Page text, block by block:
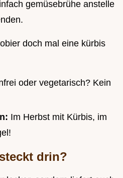
gemüsebrühe anstelle
doch mal eine kürbis
oder vegetarisch? Kein
Im Herbst mit Kürbis, im
drin?